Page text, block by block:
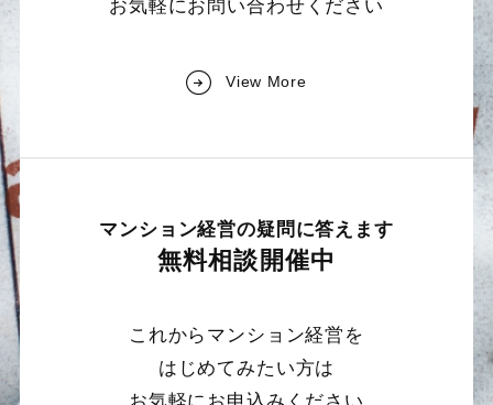
お気軽にお問い合わせください
View More
マンション経営の疑問に答えます
無料相談開催中
これからマンション経営を
はじめてみたい方は
お気軽にお申込みください